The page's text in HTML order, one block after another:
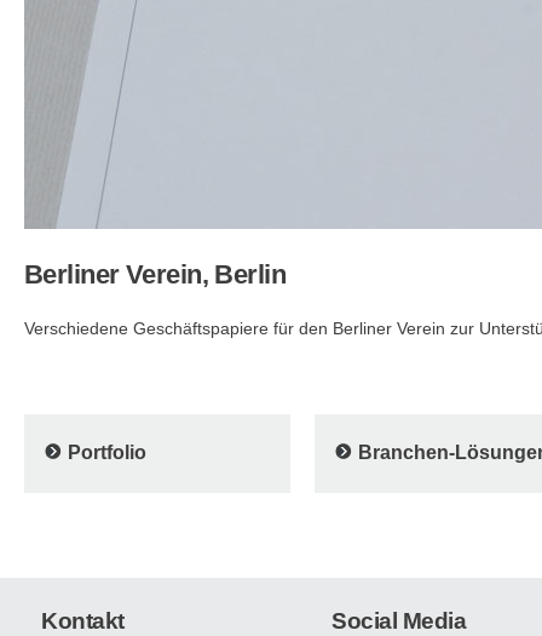
Berliner Verein, Berlin
Verschiedene Geschäftspapiere für den Berliner Verein zur
Portfolio Branchen-
Kontakt Social Media